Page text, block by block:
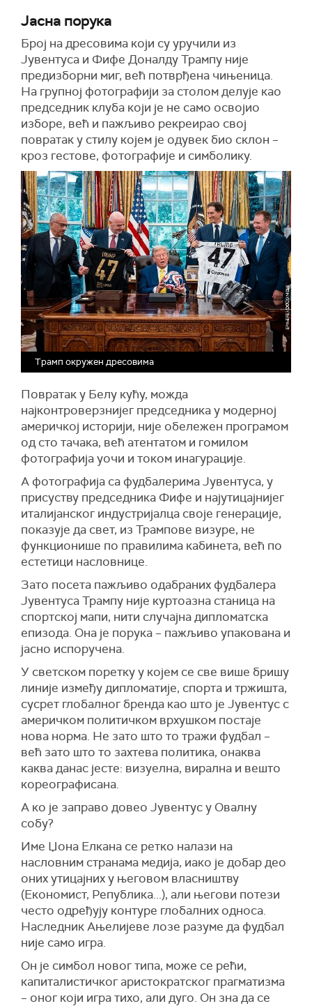
Јасна порука
Број на дресовима који су уручили из
Јувентуса и Фифе Доналду Трампу није
предизборни миг, већ потврђена чињеница.
На групној фотографији за столом делује као
председник клуба који је не само освојио
изборе, већ и пажљиво рекреирао свој
повратак у стилу којем је одувек био склон –
кроз гестове, фотографије и симболику.
Трамп окружен дресовима
Повратак у Белу кућу, можда
најконтроверзнијег председника у модерној
америчкој историји, није обележен програмом
од сто тачака, већ атентатом и гомилом
фотографија уочи и током инагурације.
А фотографија са фудбалерима Јувентуса, у
присуству председника Фифе и најутицајнијег
италијанског индустријалца своје генерације,
показује да свет, из Трампове визуре, не
функционише по правилима кабинета, већ по
естетици насловнице.
Зато посета пажљиво одабраних фудбалера
Јувентуса Трампу није куртоазна станица на
спортској мапи, нити случајна дипломатска
епизода. Она је порука – пажљиво упакована и
јасно испоручена.
У светском поретку у којем се све више бришу
линије између дипломатије, спорта и тржишта,
сусрет глобалног бренда као што је Јувентус с
америчком политичком врхушком постаје
нова норма. Не зато што то тражи фудбал –
већ зато што то захтева политика, онаква
каква данас јесте: визуелна, вирална и вешто
кореографисана.
А ко је заправо довео Јувентус у Овалну
собу?
Име Џона Елкана се ретко налази на
насловним странама медија, иако је добар део
оних утицајних у његовом власништву
(Економист, Република...), али његови потези
често одређују контуре глобалних односа.
Наследник Ањелијеве лозе разуме да фудбал
није само игра.
Он је симбол новог типа, може се рећи,
капиталистичког аристократског прагматизма
– оног који игра тихо, али дуго. Он зна да се